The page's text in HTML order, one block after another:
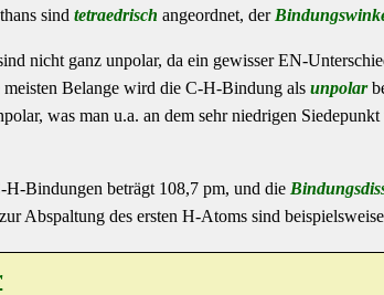
sindtetraedrisch angeordnet, der
nicht ganz unpolar, da ein gewisser EN-
meisten Belange wird die C-H-Bindung alsunpolar
was man u.a. an dem sehr niedrigen
H-Bindungen beträgt 108,7 pm, und die
Abspaltung des ersten H-Atoms sind